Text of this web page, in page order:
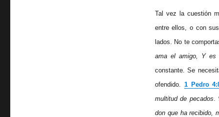
Tal vez la cuestión
entre ellos, o con
lados. No te
ama el amigo, Y es
constante. Se
ofendido. 1 Pedro
multitud de pecados
don que ha recibido,